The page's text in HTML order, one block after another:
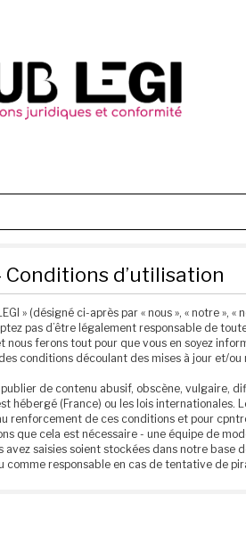
Conditions d’utilisation
» (désigné ci-après par « nous », « notre
pas d’être légalement responsable de
nous ferons tout pour que vous en soyez
conditions découlant des mises à jour et/ou
publier de contenu abusif, obscène, vulgaire,
est hébergé (France) ou les lois
renforcement de ces conditions et pour
que cela est nécessaire - une équipe de
avez saisies soient stockées dans notre base
comme responsable en cas de tentative de